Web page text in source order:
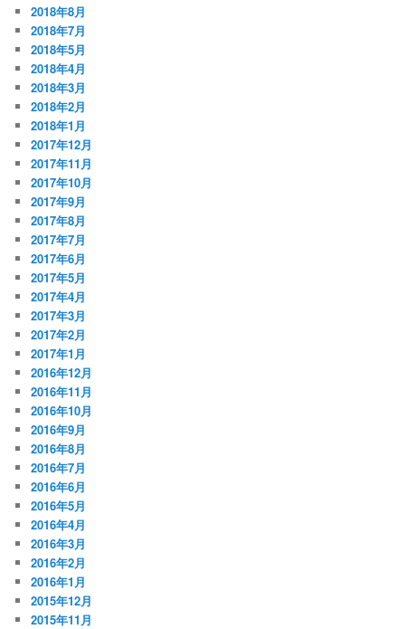
2018年8月
2018年7月
2018年5月
2018年4月
2018年3月
2018年2月
2018年1月
2017年12月
2017年11月
2017年10月
2017年9月
2017年8月
2017年7月
2017年6月
2017年5月
2017年4月
2017年3月
2017年2月
2017年1月
2016年12月
2016年11月
2016年10月
2016年9月
2016年8月
2016年7月
2016年6月
2016年5月
2016年4月
2016年3月
2016年2月
2016年1月
2015年12月
2015年11月